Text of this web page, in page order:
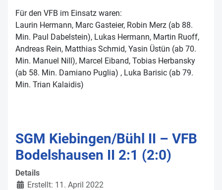
Für den VFB im Einsatz waren:
Laurin Hermann, Marc Gasteier, Robin Merz (ab 88.
Min. Paul Dabelstein), Lukas Hermann, Martin Ruoff,
Andreas Rein, Matthias Schmid, Yasin Üstün (ab 70.
Min. Manuel Nill), Marcel Eiband, Tobias Herbansky
(ab 58. Min. Damiano Puglia) , Luka Barisic (ab 79.
Min. Trian Kalaidis)
SGM Kiebingen/Bühl II – VFB
Bodelshausen II 2:1 (2:0)
Details
Erstellt: 11. April 2022